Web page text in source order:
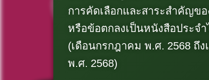
การคัดเลือกและสาระสำคัญข
หรือข้อตกลงเป็นหนังสือประจ
(เดือนกรกฎาคม พ.ศ. 2568 ถึ
พ.ศ. 2568)